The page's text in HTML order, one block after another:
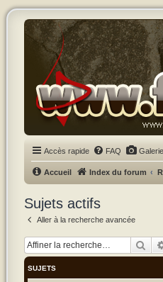
Accès rapide FAQ Galerie
Accueil Index du forum
Sujets actifs
Aller à la recherche avancée
SUJETS